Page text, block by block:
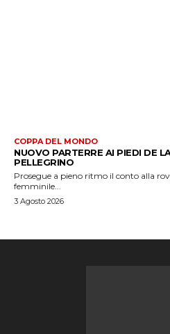
COPPA DEL MONDO
NUOVO PARTERRE AI PIEDI DE
PELLEGRINO
Prosegue a pieno ritmo il conto alla
femminile...
3 Agosto 2026